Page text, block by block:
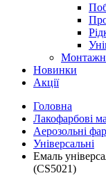
Новинки
Акції
Головна
Лакофарбові
Аерозольні
Універсальні
Емаль
(CS5021)